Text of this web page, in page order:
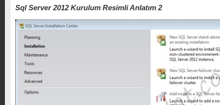
Sql Server 2012 Kurulum Resimli Anlatım 2